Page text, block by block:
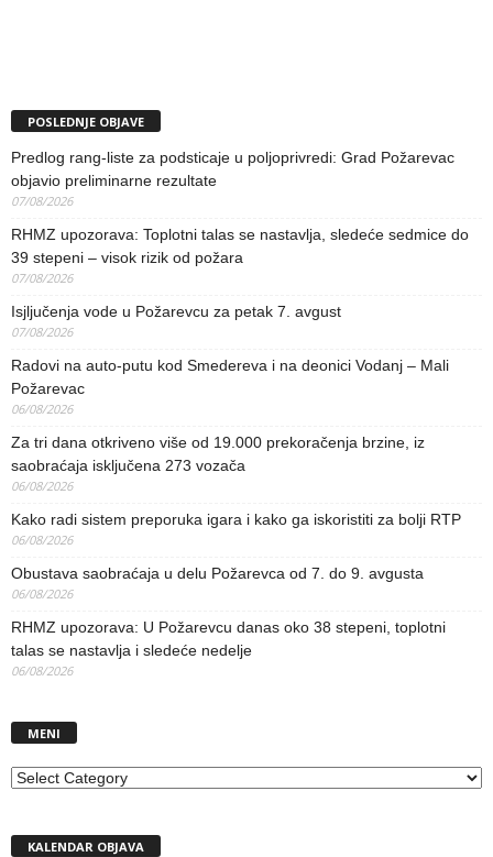
POSLEDNJE OBJAVE
Predlog rang-liste za podsticaje u poljoprivredi: Grad Požarevac
objavio preliminarne rezultate
07/08/2026
RHMZ upozorava: Toplotni talas se nastavlja, sledeće sedmice do
39 stepeni – visok rizik od požara
07/08/2026
Isjljučenja vode u Požarevcu za petak 7. avgust
07/08/2026
Radovi na auto-putu kod Smedereva i na deonici Vodanj – Mali
Požarevac
06/08/2026
Za tri dana otkriveno više od 19.000 prekoračenja brzine, iz
saobraćaja isključena 273 vozača
06/08/2026
Kako radi sistem preporuka igara i kako ga iskoristiti za bolji RTP
06/08/2026
Obustava saobraćaja u delu Požarevca od 7. do 9. avgusta
06/08/2026
RHMZ upozorava: U Požarevcu danas oko 38 stepeni, toplotni
talas se nastavlja i sledeće nedelje
06/08/2026
MENI
MENI
KALENDAR OBJAVA